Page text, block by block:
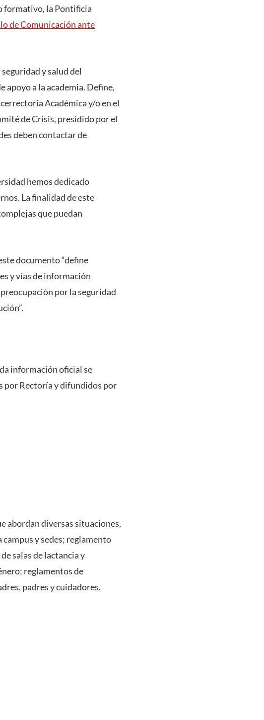
formativo, la Pontificia
de Comunicación ante
y salud del
apoyo a la academia. Define,
Académica y/o en el
de Crisis, presidido por el
deben contactar de
hemos dedicado
La finalidad de este
que puedan
documento “define
y vías de información
por la seguridad
información oficial se
por Rectoría y difundidos por
abordan diversas situaciones,
y sedes; reglamento
salas de lactancia y
reglamentos de
padres y cuidadores.